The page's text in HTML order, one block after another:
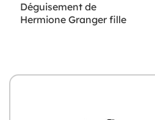
Déguisement de
Hermione Granger fille